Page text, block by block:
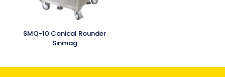
SMQ-10 Conical Rounder
Sinmag